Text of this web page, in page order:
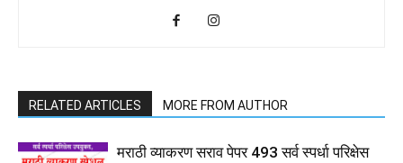
RELATED ARTICLES MORE FROM AUTHOR
मराठी व्याकरण सराव पेपर 493 सर्व स्पर्धा परिक्षेस